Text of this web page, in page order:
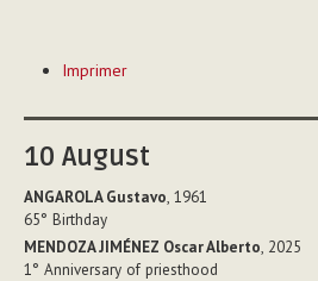
sur
document
Imprimer
10 August
ANGAROLA Gustavo, 1961
65° Birthday
MENDOZA JIMÉNEZ Oscar Alberto, 2025
1° Anniversary of priesthood